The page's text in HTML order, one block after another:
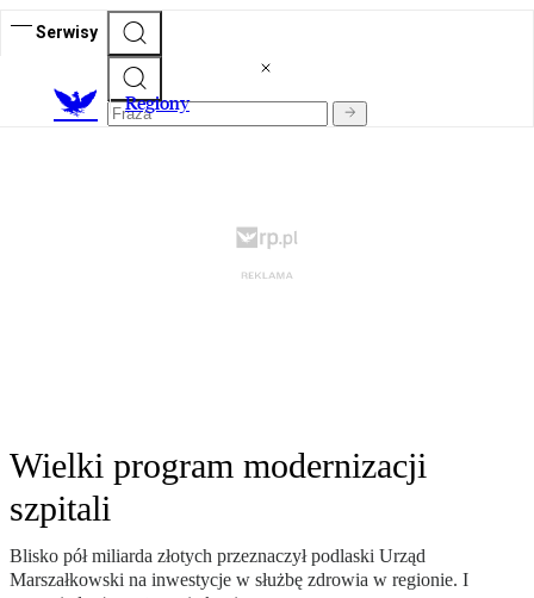
Serwisy
Regiony
Wielki program modernizacji
szpitali
Blisko pół miliarda złotych przeznaczył podlaski Urząd
Marszałkowski na inwestycje w służbę zdrowia w regionie. I